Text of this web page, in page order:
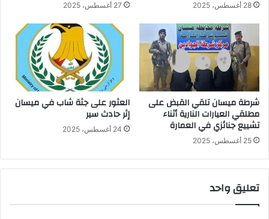
28 أغسطس، 2025 27 أغسطس، 2025
شرطة ميسان تلقي القبض على
مطلقي العيارات النارية أثناء
تشييع جنائزي في العمارة
25 أغسطس، 2025
العثور على جثة شاب في ميسان
إثر حادث سير
24 أغسطس، 2025
تعليق واحد